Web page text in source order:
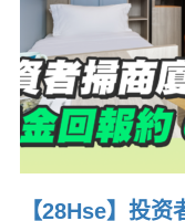
【28Hse】投